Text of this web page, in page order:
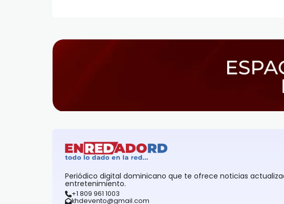
Periódico digital dominicano que te ofrece noticias
entretenimiento.
+1 809 961 1003
khdevento@gmail.com